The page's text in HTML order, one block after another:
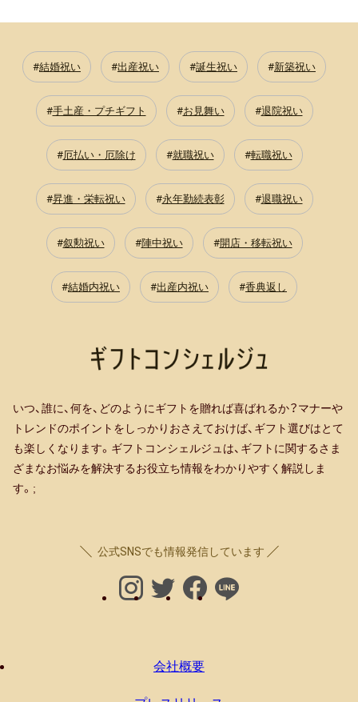
結婚祝い 出産祝い 誕生祝い 新築祝い
手土産・プチギフト お見舞い 退院祝い
厄払い・厄除け 就職祝い 転職祝い
昇進・栄転祝い 永年勤続表彰 退職祝い
叙勲祝い 陣中祝い 開店・移転祝い
結婚内祝い 出産内祝い 香典返し
いつ、誰に、何を、どのようにギフトを贈れば喜ばれるか？マナーや
トレンドのポイントをしっかりおさえておけば、ギフト選びはとて
も楽しくなります。ギフトコンシェルジュは、ギフトに関するさま
ざまなお悩みを解決するお役立ち情報をわかりやすく解説しま
す。;
公式SNSでも情報発信しています
会社概要